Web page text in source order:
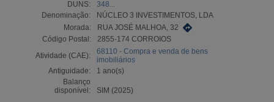
DUNS:
348...
Denominação:
NÚCLEO 3 INVESTIMENTOS, LDA
Morada:
RUA JOSÉ MALHOA, 32
Código Postal:
2855-174 CORROIOS
Atividade (CAE):
68110 - Compra e venda de bens
imobiliários
Antiguidade:
1 ano(s)
Balanço
disponível:
SIM (2025)